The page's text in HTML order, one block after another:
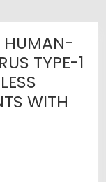
HUMAN-
TYPE-1
WITH